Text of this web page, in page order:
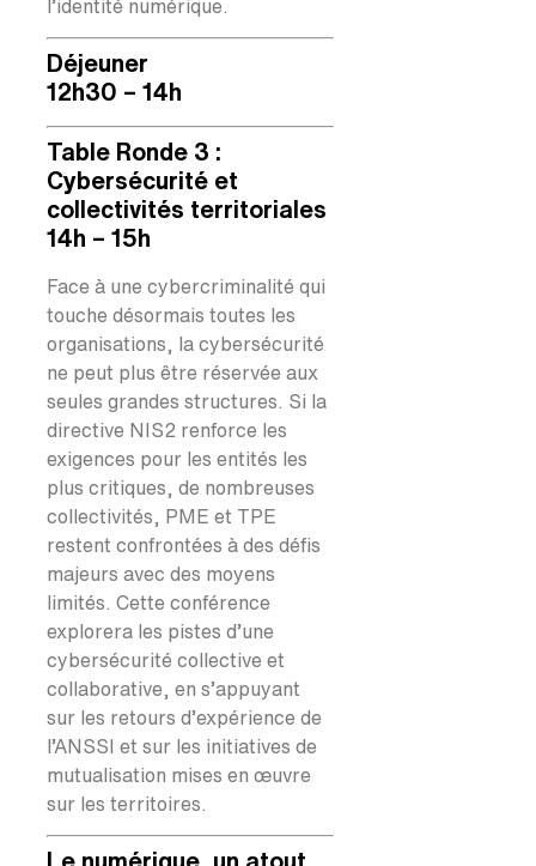
l’identité numérique.
Déjeuner
12h30 – 14h
Table Ronde 3 :
Cybersécurité et
collectivités territoriales
14h – 15h
Face à une cybercriminalité qui
touche désormais toutes les
organisations, la cybersécurité
ne peut plus être réservée aux
seules grandes structures. Si la
directive NIS2 renforce les
exigences pour les entités les
plus critiques, de nombreuses
collectivités, PME et TPE
restent confrontées à des défis
majeurs avec des moyens
limités. Cette conférence
explorera les pistes d’une
cybersécurité collective et
collaborative, en s’appuyant
sur les retours d’expérience de
l’ANSSI et sur les initiatives de
mutualisation mises en œuvre
sur les territoires.